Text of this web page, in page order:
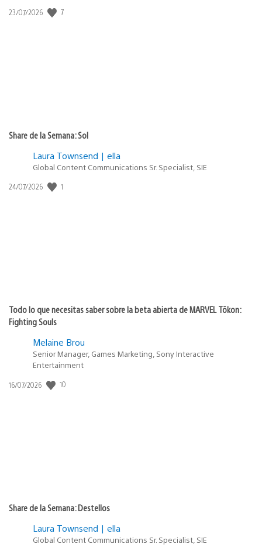
Fecha
23/07/2026 7
Share de la Semana: Sol
Laura Townsend | ella
Global Content Communications Sr. Specialist, SIE
Fecha
24/07/2026 1
Todo lo que necesitas saber sobre la beta abierta de MARVEL Tōkon:
Fighting Souls
Melaine Brou
Senior Manager, Games Marketing, Sony Interactive
Entertainment
Fecha
16/07/2026 10
Share de la Semana: Destellos
Laura Townsend | ella
Global Content Communications Sr. Specialist, SIE